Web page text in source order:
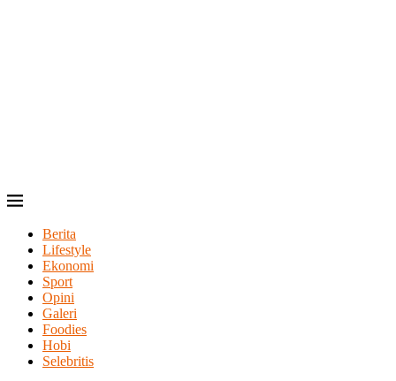
Berita
Lifestyle
Ekonomi
Sport
Opini
Galeri
Foodies
Hobi
Selebritis